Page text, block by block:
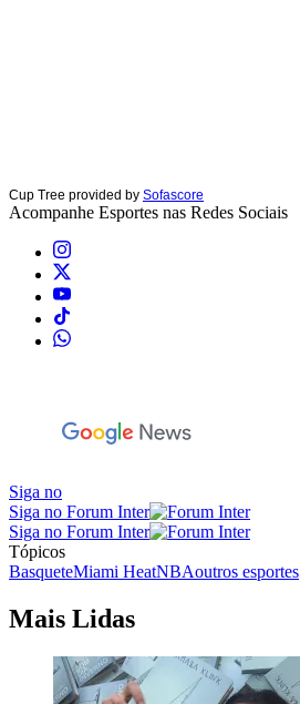
Cup Tree provided by Sofascore
Acompanhe Esportes nas Redes Sociais
Siga no
Siga no Forum Inter
Siga no Forum Inter
Tópicos
BasqueteMiami HeatNBAoutros esportes
Mais Lidas